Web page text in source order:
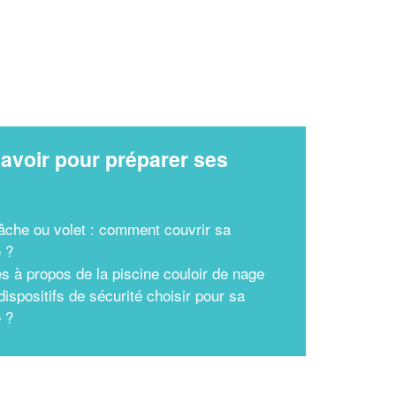
pour préparer ses
ou volet : comment couvrir sa
?
à propos de la piscine couloir de nage
de sécurité choisir pour sa
?